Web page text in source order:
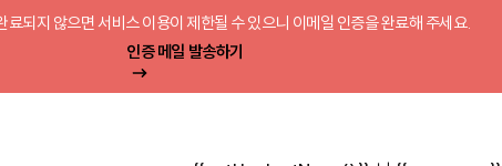
료되지 않으면 서비스 이용이 제한될 수 있으니 이메일 인증을 완료해 주세요.
인증 메일 발송하기